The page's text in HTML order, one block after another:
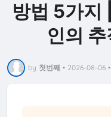
방법 5가지
인의
by 첫번째 • 2026-08-06 •